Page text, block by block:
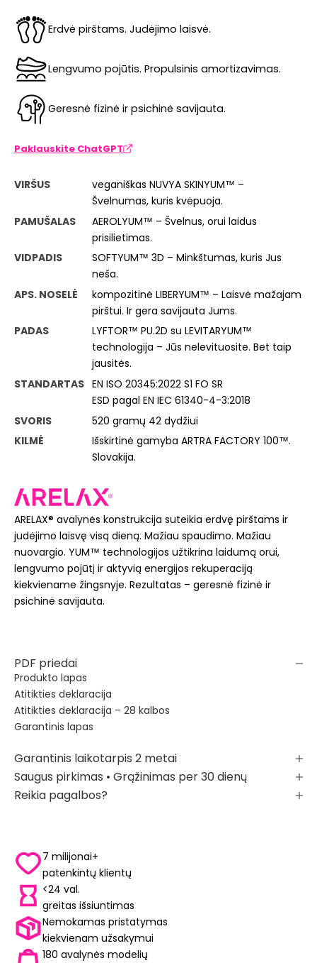
Erdvė pirštams. Judėjimo laisvė.
Lengvumo pojūtis. Propulsinis amortizavimas.
Geresnė fizinė ir psichinė savijauta.
Paklauskite ChatGPT
VIRŠUS
veganiškas NUVYA SKINYUM™ –
Švelnumas, kuris kvėpuoja.
PAMUŠALAS
AEROLYUM™ – Švelnus, orui laidus
prisilietimas.
VIDPADIS
SOFTYUM™ 3D – Minkštumas, kuris Jus
neša.
APS. NOSELĖ
kompozitinė LIBERYUM™ – Laisvė mažajam
pirštui. Ir gera savijauta Jums.
PADAS
LYFTOR™ PU.2D su LEVITARYUM™
technologija – Jūs nelevituosite. Bet taip
jausitės.
STANDARTAS EN ISO 20345:2022 S1 FO SR
ESD pagal EN IEC 61340-4-3:2018
SVORIS
520 gramų 42 dydžiui
KILMĖ
Išskirtinė gamyba ARTRA FACTORY 100™.
Slovakija.
ARELAX® avalynės konstrukcija suteikia erdvę pirštams ir
judėjimo laisvę visą dieną. Mažiau spaudimo. Mažiau
nuovargio. YUM™ technologijos užtikrina laidumą orui,
lengvumo pojūtį ir aktyvią energijos rekuperaciją
kiekviename žingsnyje. Rezultatas – geresnė fizinė ir
psichinė savijauta.
PDF priedai
Produkto lapas
Atitikties deklaracija
Atitikties deklaracija – 28 kalbos
Garantinis lapas
Garantinis laikotarpis 2 metai
Saugus pirkimas • Grąžinimas per 30 dienų
Reikia pagalbos?
7 milijonai+
patenkintų klientų
<24 val.
greitas išsiuntimas
Nemokamas pristatymas
kiekvienam užsakymui
180 avalynės modelių